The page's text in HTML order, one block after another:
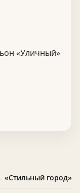
«Стильный город»